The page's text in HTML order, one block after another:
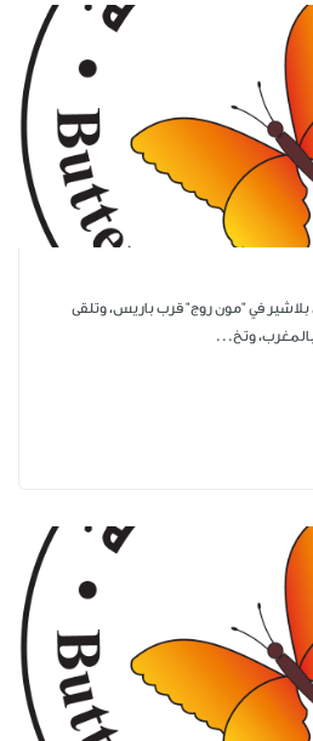
في "مون روج" قرب باريس، وتلقى
بالمغرب، وتخ...